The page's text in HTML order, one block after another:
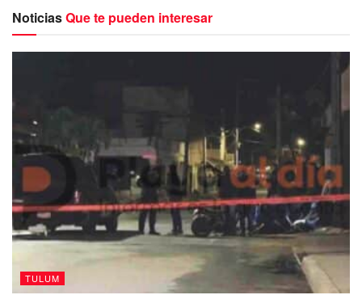
peritos oficiales en las materias de arquitectura,
biodiversidad, fotografía y criminalística de campo, de la
Esta investigación se llevo a cabo el pasado 7 de marzo
de 2023 en el predio ubicado en el ejido Jacinto Pat, en la
NoticiasQue te pueden interesar
TULUM